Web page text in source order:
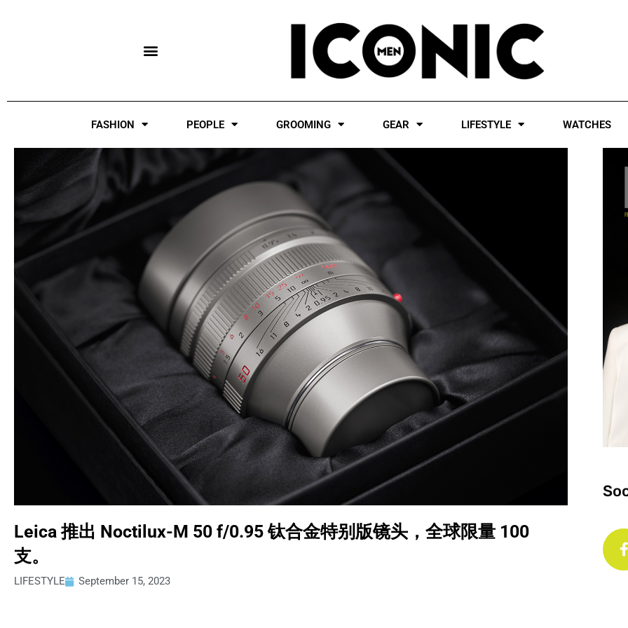
FASHION PEOPLE GROOMING GEAR LIFESTYLE WATCHES
Leica 推出 Noctilux-M 50 f/0.95 钛合金特别版镜头，全球限量 100
支。
LIFESTYLE September 15, 2023
c